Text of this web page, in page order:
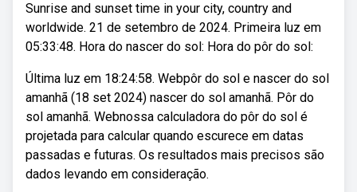
Sunrise and sunset time in your city, country and
worldwide. 21 de setembro de 2024. Primeira luz em
05:33:48. Hora do nascer do sol: Hora do pôr do sol:
Última luz em 18:24:58. Webpôr do sol e nascer do sol
amanhã (18 set 2024) nascer do sol amanhã. Pôr do
sol amanhã. Webnossa calculadora do pôr do sol é
projetada para calcular quando escurece em datas
passadas e futuras. Os resultados mais precisos são
dados levando em consideração.